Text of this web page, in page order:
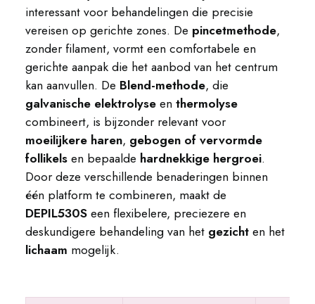
interessant voor behandelingen die precisie
vereisen op gerichte zones. De pincetmethode,
zonder filament, vormt een comfortabele en
gerichte aanpak die het aanbod van het centrum
kan aanvullen. De Blend-methode, die
galvanische elektrolyseenthermolyse
combineert, is bijzonder relevant voor
moeilijkere haren, gebogen of vervormde
follikelsen bepaalde hardnekkige hergroei.
Door deze verschillende benaderingen binnen
één platform te combineren, maakt de
DEPIL530Seen flexibelere, preciezere en
deskundigere behandeling van het gezichten het
lichaam mogelijk.